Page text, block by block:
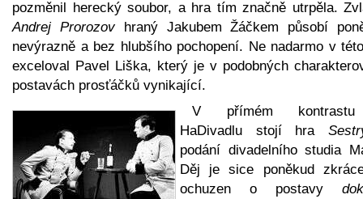
pozměnil herecký soubor, a hra tím značně utrpěla.
Andrej Prorozovhraný Jakubem Žáčkem působí
nevýrazně a bez hlubšího pochopení. Ne nadarmo v
exceloval Pavel Liška, který je v podobných
postavách prosťáčků vynikající.
V přímém
HaDivadlu stojí hra
podání divadelního studia
Děj je sice poněkud
ochuzen o postavy